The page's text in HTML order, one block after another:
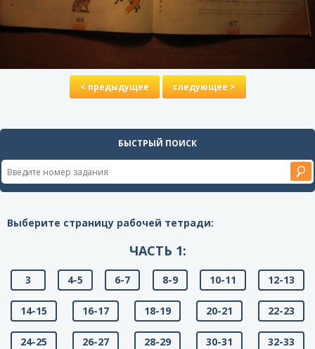
< предыдущее следующее >
БЫСТРЫЙ ПОИСК
Выберите страницу рабочей тетради:
ЧАСТЬ 1:
3 4-5 6-7 8-9 10-11 12-13
14-15 16-17 18-19 20-21 22-23
24-25 26-27 28-29 30-31 32-33